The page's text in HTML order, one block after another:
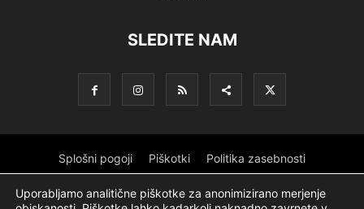
SLEDITE NAM
Splošni pogoji Piškotki Politika zasebnosti
Oglaševanje Partnerji Sofinanciranje Logotip
Uporabljamo analitične piškotke za anonimizirano merjenje